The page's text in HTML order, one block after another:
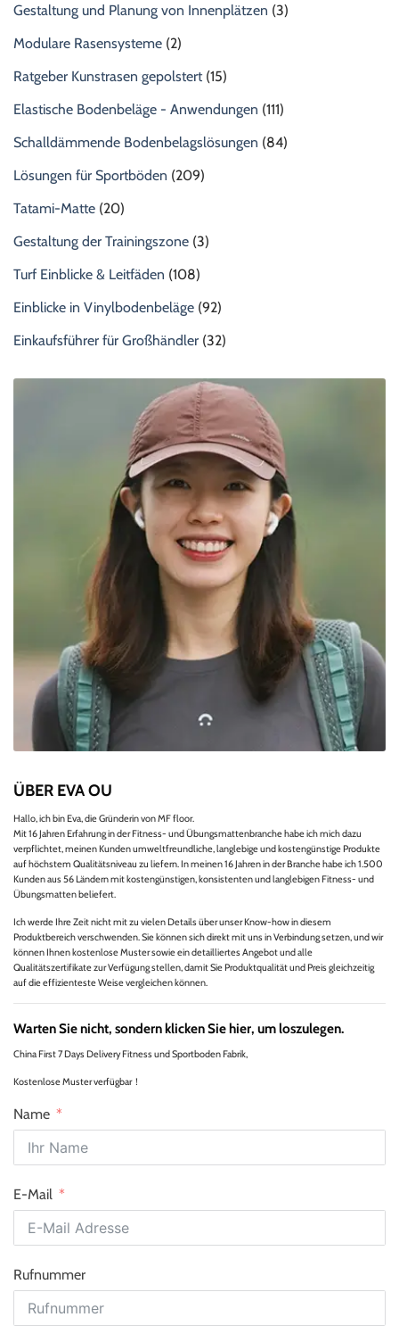
Gestaltung und Planung von Innenplätzen (3)
Modulare Rasensysteme (2)
Ratgeber Kunstrasen gepolstert(15)
Elastische Bodenbeläge - Anwendungen (111)
Schalldämmende Bodenbelagslösungen (84)
Lösungen für Sportböden (209)
Tatami-Matte (20)
Gestaltung der Trainingszone (3)
Turf Einblicke & Leitfäden (108)
Einblicke in Vinylbodenbeläge (92)
Einkaufsführer für Großhändler (32)
ÜBER EVA OU
Hallo, ich bin Eva, die Gründerin von MF floor.
Mit 16 Jahren Erfahrung in der Fitness- und Übungsmattenbranche habe ich mich dazu
verpflichtet, meinen Kunden umweltfreundliche, langlebige und kostengünstige Produkte
auf höchstem Qualitätsniveau zu liefern. In meinen 16 Jahren in der Branche habe ich 1.500
Kunden aus 56 Ländern mit kostengünstigen, konsistenten und langlebigen Fitness- und
Übungsmatten beliefert.
Ich werde Ihre Zeit nicht mit zu vielen Details über unser Know-how in diesem
Produktbereich verschwenden. Sie können sich direkt mit uns in Verbindung setzen, und wir
können Ihnen kostenlose Muster sowie ein detailliertes Angebot und alle
Qualitätszertifikate zur Verfügung stellen, damit Sie Produktqualität und Preis gleichzeitig
auf die effizienteste Weise vergleichen können.
Warten Sie nicht, sondern klicken Sie hier, um loszulegen.
China First 7 Days Delivery Fitness und Sportboden Fabrik,
Kostenlose Muster verfügbar！
Name
E-Mail
Rufnummer